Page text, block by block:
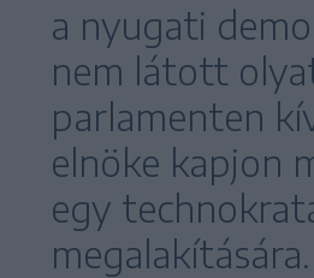
a nyugati
nem látott
parlamenten
elnöke kapjon
egy
megalakítására.